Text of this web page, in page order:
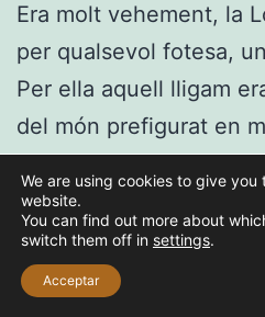
Era molt vehement, la
per qualsevol fotesa,
Per ella aquell lligam
del món prefigurat en
no un accident banal,
allibera.
Ho veus com és
desmesurada,
We are using cookies to give
website.
You can find out more about
switch them off in settings.
Acceptar